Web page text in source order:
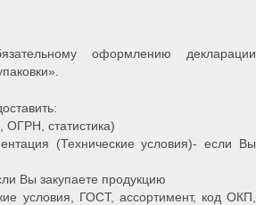
оформлению декларации
статистика)
(Технические условия)- если Вы
Вы закупаете продукцию
условия, ГОСТ, ассортимент, код ОКП,